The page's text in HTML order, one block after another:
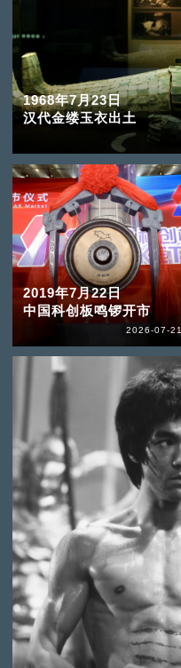
1968年7月23日
汉代金缕玉衣出土
2019年7月22日
中国科创板鸣锣开市
2026-07-21